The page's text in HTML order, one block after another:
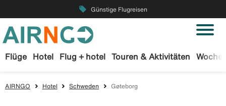
local_offer Günstige Flugreisen
Flüge Hotel Flug + hotel Touren & Aktivitäten
AIRNGO Hotel Schweden Gøteborg